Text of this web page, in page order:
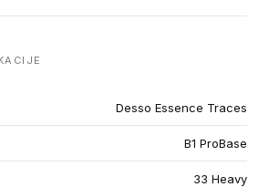
Desso Essence Traces
B1 ProBase
33 Heavy